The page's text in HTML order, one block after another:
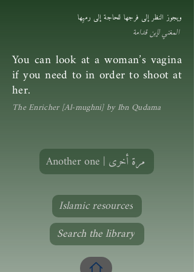
ويجوز النظر إلى فرجها للحاجة إلى رميِها
المغني لإبن قدامة
You can look at a woman’s vagina
if you need to in order to shoot at
her.
The Enricher [Al-mughni] by Ibn Qudama
Another one | مرة أخرى
Islamic resources
Search the library